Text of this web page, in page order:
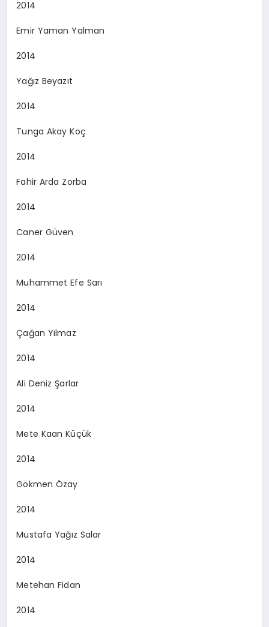
2014
Emir Yaman Yalman
2014
Yağız Beyazıt
2014
Tunga Akay Koç
2014
Fahir Arda Zorba
2014
Caner Güven
2014
Muhammet Efe Sarı
2014
Çağan Yılmaz
2014
Ali Deniz Şarlar
2014
Mete Kaan Küçük
2014
Gökmen Özay
2014
Mustafa Yağız Salar
2014
Metehan Fidan
2014